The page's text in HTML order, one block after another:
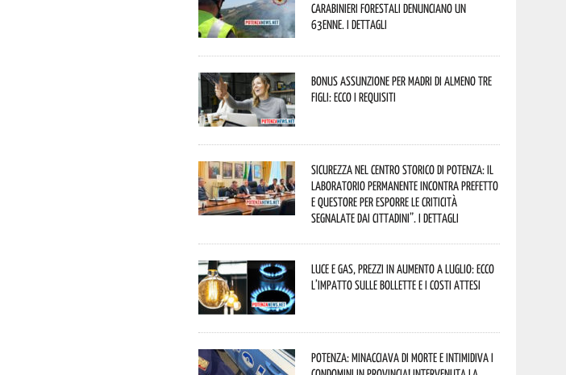
Carabinieri forestali denunciano un
63enne. I dettagli
Bonus assunzione per madri di almeno tre
figli: ecco i requisiti
Sicurezza nel Centro Storico di Potenza: il
Laboratorio Permanente incontra Prefetto
e Questore per esporre le criticità
segnalate dai cittadini”. I dettagli
Luce e gas, prezzi in aumento a luglio: ecco
l’impatto sulle bollette e i costi attesi
Potenza: minacciava di morte e intimidiva i